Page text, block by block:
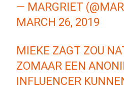
— MARGRIET
MARCH 26, 2019
MIEKE ZAGT ZOU
ZOMAAR EEN
INFLUENCER